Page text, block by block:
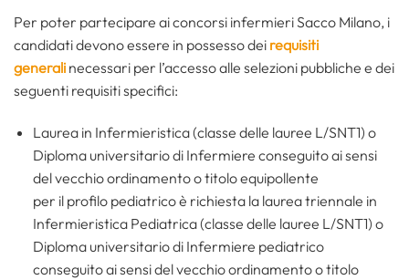
Per poter partecipare ai concorsi infermieri Sacco Milano, i
candidati devono essere in possesso dei requisiti
generali necessari per l’accesso alle selezioni pubbliche e dei
seguenti requisiti specifici:
Laurea in Infermieristica (classe delle lauree L/SNT1) o
Diploma universitario di Infermiere conseguito ai sensi
del vecchio ordinamento o titolo equipollente
per il profilo pediatrico è richiesta la laurea triennale in
Infermieristica Pediatrica (classe delle lauree L/SNT1) o
Diploma universitario di Infermiere pediatrico
conseguito ai sensi del vecchio ordinamento o titolo